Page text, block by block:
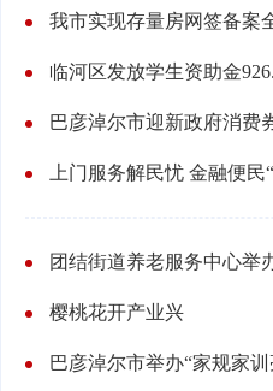
我市实现存量房网签备案
临河区发放学生资助金
巴彦淖尔市迎新政府消费
上门服务解民忧 金融便民
团结街道养老服务中心举
樱桃花开产业兴